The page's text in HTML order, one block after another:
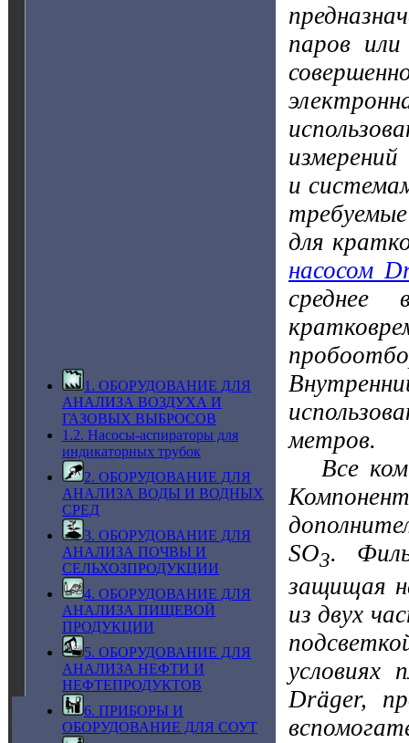
1. ОБОРУДОВАНИЕ ДЛЯ
АНАЛИЗА ВОЗДУХА И
ГАЗОВЫХ ВЫБРОСОВ
1.2. Насосы-аспираторы для
индикаторных трубок
2. ОБОРУДОВАНИЕ ДЛЯ
АНАЛИЗА ВОДЫ И ВОДНЫХ
СРЕД
3. ОБОРУДОВАНИЕ ДЛЯ
АНАЛИЗА ПОЧВЫ И
СЕЛЬХОЗПРОДУКЦИИ
4. ОБОРУДОВАНИЕ ДЛЯ
АНАЛИЗА ПИЩЕВОЙ
ПРОДУКЦИИ
5. ОБОРУДОВАНИЕ ДЛЯ
АНАЛИЗА НЕФТИ И
НЕФТЕПРОДУКТОВ
6. ПРИБОРЫ И
ОБОРУДОВАНИЕ ДЛЯ СОУТ
паров
и
для
насосом
среднее
метров.
Все
SO3.
защищая
из двух
условиях
Dräger,